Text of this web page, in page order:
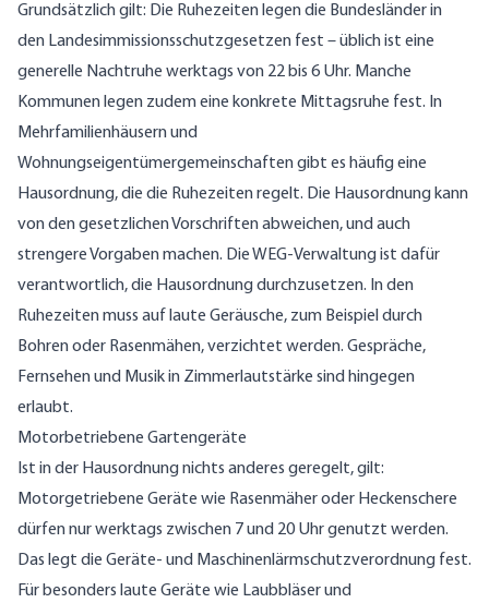
Grundsätzlich gilt: Die Ruhezeiten legen die Bundesländer in
den Landesimmissionsschutzgesetzen fest – üblich ist eine
generelle Nachtruhe werktags von 22 bis 6 Uhr. Manche
Kommunen legen zudem eine konkrete Mittagsruhe fest. In
Mehrfamilienhäusern und
Wohnungseigentümergemeinschaften gibt es häufig eine
Hausordnung, die die Ruhezeiten regelt. Die Hausordnung kann
von den gesetzlichen Vorschriften abweichen, und auch
strengere Vorgaben machen. Die WEG-Verwaltung ist dafür
verantwortlich, die Hausordnung durchzusetzen. In den
Ruhezeiten muss auf laute Geräusche, zum Beispiel durch
Bohren oder Rasenmähen, verzichtet werden. Gespräche,
Fernsehen und Musik in Zimmerlautstärke sind hingegen
erlaubt.
Motorbetriebene Gartengeräte
Ist in der Hausordnung nichts anderes geregelt, gilt:
Motorgetriebene Geräte wie Rasenmäher oder Heckenschere
dürfen nur werktags zwischen 7 und 20 Uhr genutzt werden.
Das legt die Geräte- und Maschinenlärmschutzverordnung fest.
Für besonders laute Geräte wie Laubbläser und